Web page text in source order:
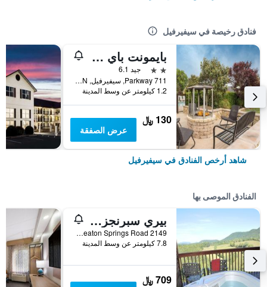
فنادق رخيصة في سيفيرفيل
بايمونت باي ويندام سيفيرفيل بيجون فورج
2 نجمتين
جيد 6.1
711 Parkway, سيفيرفيل, TN, الولايات المتحدة الأميريكية
1.2 كيلومتر عن وسط المدينة
130 ﷼
عرض الصفقة
شاهد أرخص الفنادق في سيفيرفيل
الفنادق الموصى بها
بيري سبرنجز لودج
2149 Seaton Springs Road, سيفيرفيل, TN, الولايات المتحدة الأميريكية
7.8 كيلومتر عن وسط المدينة
709 ﷼